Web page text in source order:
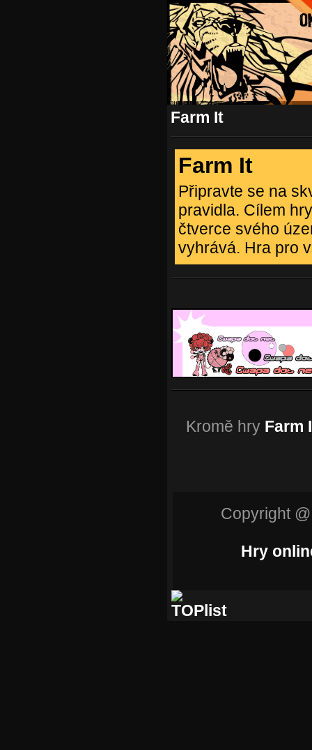
Farm It
Farm It
Připravte se na
pravidla. Cílem
čtverce svého
vyhrává. Hra pro
Kromě hry Farm
Copyright
Hry